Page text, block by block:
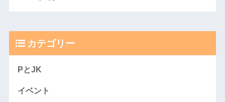
カテゴリー
PとJK
イベント